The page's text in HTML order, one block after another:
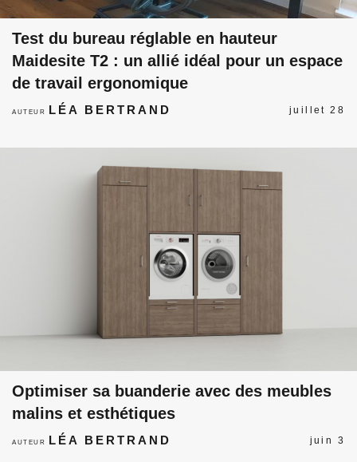
Test du bureau réglable en hauteur
Maidesite T2 : un allié idéal pour un espace
de travail ergonomique
AUTEUR LÉA BERTRAND juillet 28
Optimiser sa buanderie avec des meubles
malins et esthétiques
AUTEUR LÉA BERTRAND juin 3